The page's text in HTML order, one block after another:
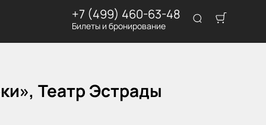
+7 (499) 460-63-48
Билеты и бронирование
Театр Эстрады